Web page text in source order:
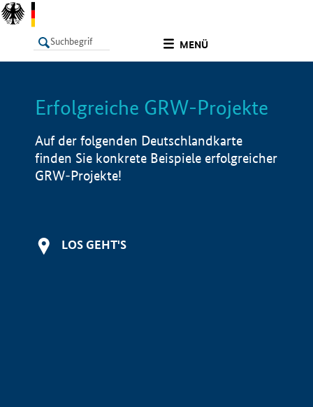
MENÜ
LISTE Info
Erfolgreiche GRW-Projekte
Auf der folgenden Deutschlandkarte
finden Sie konkrete Beispiele erfolgreicher
GRW-Projekte!
LOS GEHT'S